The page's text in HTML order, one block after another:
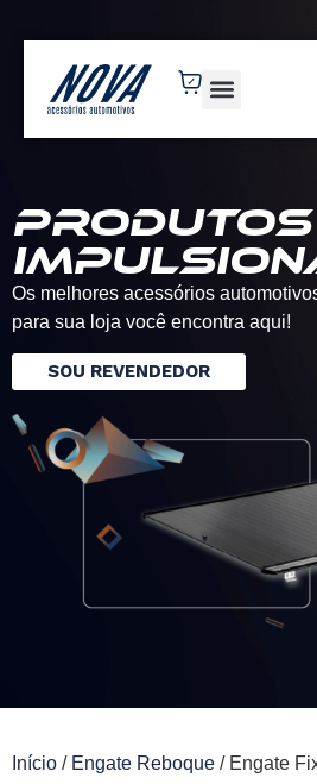
Produtos
Os melhores acessórios
para sua loja você encontra aqui!
SOU REVENDEDOR
Início / Engate Reboque / Engate